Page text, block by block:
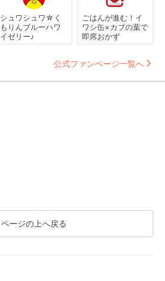
シュワシュワ☆く
もりんブルーハワ
イゼリー♪
ごはんが進む！イ
ワシ缶×カブの葉で
即席おかず
公式ファンページ一覧へ
ページの上へ戻る